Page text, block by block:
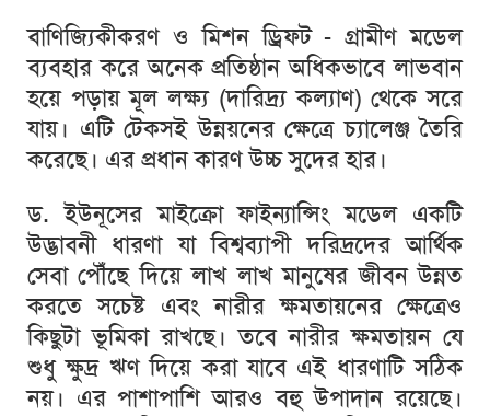
বাণিজ্যিকীকরণ ও মিশন ড্রিফট-গ্রামীণ মডেল
ব্যবহার করে অনেক প্রতিষ্ঠান অধিকভাবে লাভবান
হয়ে পড়ায় মূল লক্ষ্য(দারিদ্র্য কল্যাণ)থেকে সরে
যায়। এটি টেকসই উন্নয়নের ক্ষেত্রে চ্যালেঞ্জ তৈরি
করেছে। এর প্রধান কারণ উচ্চ সুদের হার।
ড.ইউনূসের মাইক্রো ফাইন্যান্সিং মডেল একটি
উদ্ভাবনী ধারণা যা বিশ্বব্যাপী দরিদ্রদের আর্থিক
সেবা পৌঁছে দিয়ে লাখ লাখ মানুষের জীবন উন্নত
করতে সচেষ্ট এবং নারীর ক্ষমতায়নের ক্ষেত্রেও
কিছুটা ভূমিকা রাখছে। তবে নারীর ক্ষমতায়ন যে
শুধু ক্ষুদ্র ঋণ দিয়ে করা যাবে এই ধারণাটি সঠিক
নয়। এর পাশাপাশি আরও বহু উপাদান রয়েছে।